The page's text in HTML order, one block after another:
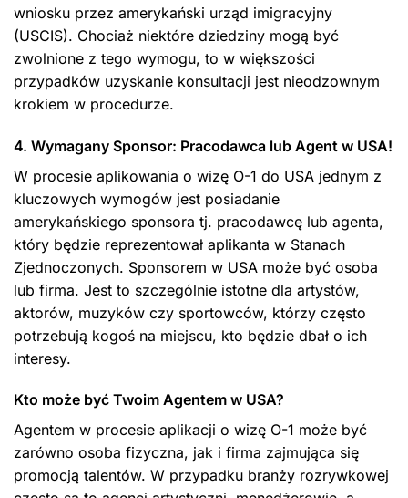
wniosku przez amerykański urząd imigracyjny
(USCIS). Chociaż niektóre dziedziny mogą być
zwolnione z tego wymogu, to w większości
przypadków uzyskanie konsultacji jest nieodzownym
krokiem w procedurze.
4. Wymagany Sponsor: Pracodawca lub Agent w USA!
W procesie aplikowania o wizę O-1 do USA jednym z
kluczowych wymogów jest posiadanie
amerykańskiego sponsora tj. pracodawcę lub agenta,
który będzie reprezentował aplikanta w Stanach
Zjednoczonych. Sponsorem w USA może być osoba
lub firma. Jest to szczególnie istotne dla artystów,
aktorów, muzyków czy sportowców, którzy często
potrzebują kogoś na miejscu, kto będzie dbał o ich
interesy.
Kto może być Twoim Agentem w USA?
Agentem w procesie aplikacji o wizę O-1 może być
zarówno osoba fizyczna, jak i firma zajmująca się
promocją talentów. W przypadku branży rozrywkowej